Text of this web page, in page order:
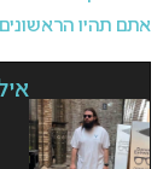
אתם תהיו